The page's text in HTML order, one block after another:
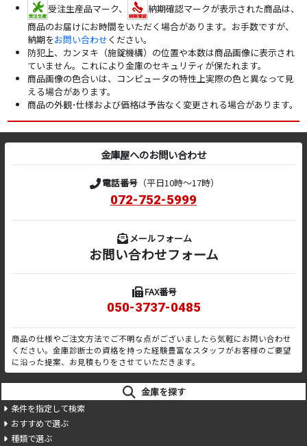
受注生産品マーク、
納期確認マークが表示された商品は、
商品のお届けにお時間をいただく場合があります。お手数ですが、
納期をお問い合わせください。
防犯上、カンヌキ（施錠機構）の位置や本数は商品画像に表示され
ていません。これにより金庫のセキュリティが保たれます。
商品画像の色合いは、コンピュータの特性上実際の色と異なって見
える場合があります。
商品の外観･仕様および価格は予告なく変更される場合があります。
金庫屋へのお問い合わせ
電話番号（平日10時～17時）
072-752-5999
メールフォーム
お問い合わせフォーム
FAX番号
050-3737-0485
商品の仕様やご注文方法でご不明な点がございましたら気軽にお問い合わせ
ください。金庫診断士の資格を持った経験豊富なスタッフがお客様のご要望
に沿った提案、お見積もりをさせていただきます。
金庫を探す
条件を指定して検索
おすすめで選ぶ
種類で選ぶ